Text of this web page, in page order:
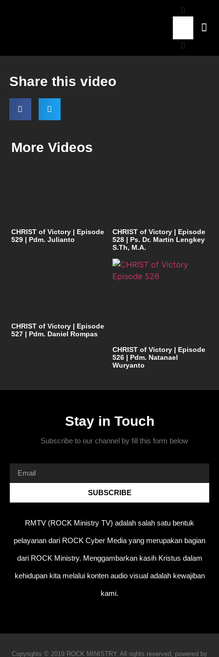
Share this video
More Videos
CHRIST of Victory | Episode
529 | Pdm. Julianto
CHRIST of Victory | Episode
528 | Ps. Dr. Martin Lengkey
S.Th, M.A.
CHRIST of Victory | Episode
527 | Pdm. Daniel Rompas
CHRIST of Victory | Episode
526 | Pdm. Natanael
Wuryanto
Stay in Touch
Subscribe to our channel by fill this form below
SUBSCRIBE
RMTV (ROCK Ministry TV) adalah salah satu bentuk
pelayanan dari ROCK Cyber Media yang merupakan bagian
dari ROCK Ministry. Menggambarkan kasih Kristus dalam
kehidupan kita melalui konten audio visual adalah kewajiban
kami.
Copyrights © 2019 ROCK MINISTRY. All rights reserved, powered by